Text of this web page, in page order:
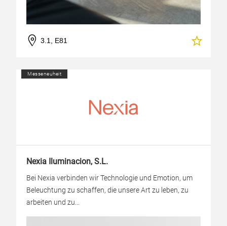
3.1, E81
Messeneuheit
Nexia Iluminacion, S.L.
Bei Nexia verbinden wir Technologie und Emotion, um
Beleuchtung zu schaffen, die unsere Art zu leben, zu
arbeiten und zu...